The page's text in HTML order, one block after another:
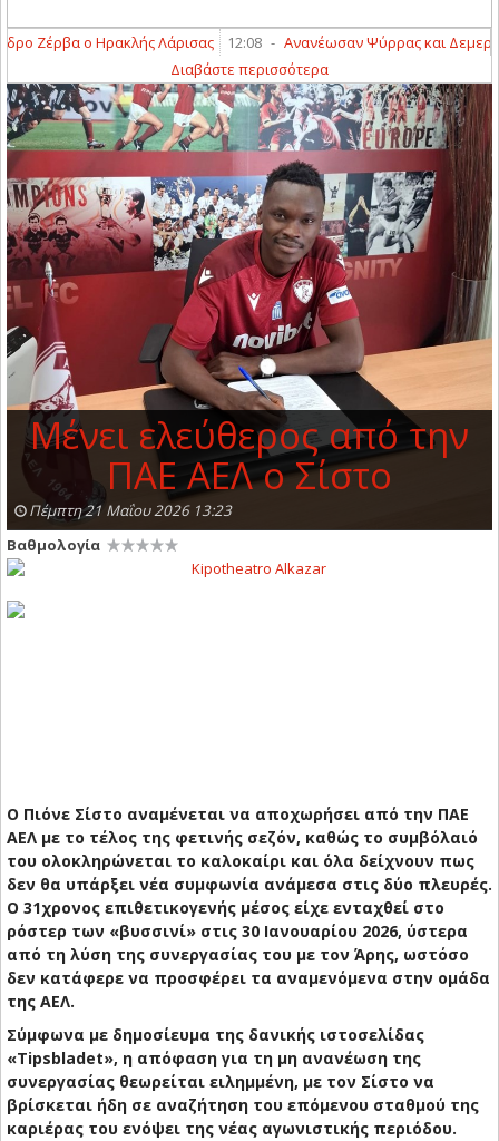
ο Ηρακλής Λάρισας 12:08 - Ανανέωσαν Ψύρρας και Δεμερτζής
Διαβάστε περισσότερα
Μένει ελεύθερος από την
ΠΑΕ ΑΕΛ o Σίστο
Πέμπτη 21 Μαΐου 2026 13:23
Βαθμολογία
Ο Πιόνε Σίστο αναμένεται να αποχωρήσει από την ΠΑΕ
ΑΕΛ με το τέλος της φετινής σεζόν, καθώς το συμβόλαιό
του ολοκληρώνεται το καλοκαίρι και όλα δείχνουν πως
δεν θα υπάρξει νέα συμφωνία ανάμεσα στις δύο πλευρές.
Ο 31χρονος επιθετικογενής μέσος είχε ενταχθεί στο
ρόστερ των «βυσσινί» στις 30 Ιανουαρίου 2026, ύστερα
από τη λύση της συνεργασίας του με τον Άρης, ωστόσο
δεν κατάφερε να προσφέρει τα αναμενόμενα στην ομάδα
της ΑΕΛ.
Σύμφωνα με δημοσίευμα της δανικής ιστοσελίδας
«Tipsbladet», η απόφαση για τη μη ανανέωση της
συνεργασίας θεωρείται ειλημμένη, με τον Σίστο να
βρίσκεται ήδη σε αναζήτηση του επόμενου σταθμού της
καριέρας του ενόψει της νέας αγωνιστικής περιόδου.